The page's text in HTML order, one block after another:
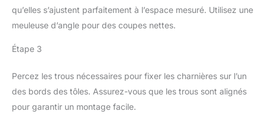
qu’elles s’ajustent parfaitement à l’espace mesuré. Utilisez une
meuleuse d’angle pour des coupes nettes.
Étape 3
Percez les trous nécessaires pour fixer les charnières sur l’un
des bords des tôles. Assurez-vous que les trous sont alignés
pour garantir un montage facile.